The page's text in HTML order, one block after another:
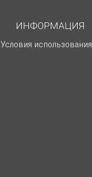
ИНФОРМАЦИЯ
Условия использования